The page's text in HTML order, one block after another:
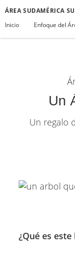
ÁREA SUDAMÉRICA
Inicio
Enfoque del
Un
Un regalo
¿Qué es